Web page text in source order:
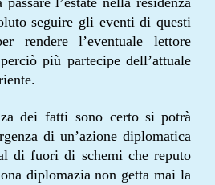
seguire gli eventi di questi
rendere l’eventuale lettore
più partecipe dell’attuale
dei fatti sono certo si potrà
di un’azione diplomatica
di fuori di schemi che reputo
diplomazia non getta mai la